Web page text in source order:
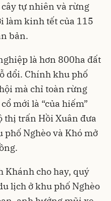
tự nhiên và rừng
làm kinh tết của 115
bản.
là hơn 800ha đất
dổi. Chính khu phố
mà chỉ toàn rừng
mới là “của hiếm”
thị trấn Hồi Xuân đưa
Nghèo và Khó mở
Khánh cho hay, quý
lịch ở khu phố Nghèo